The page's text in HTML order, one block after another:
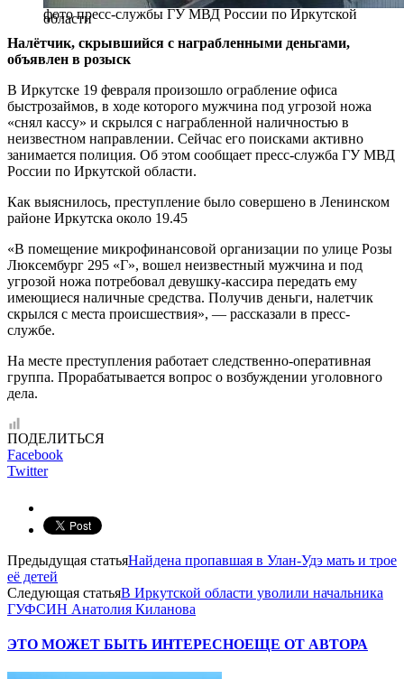
фото пресс-службы ГУ МВД России по Иркутской
области
Налётчик, скрывшийся с награбленными деньгами,
объявлен в розыск
В Иркутске 19 февраля произошло ограбление офиса
быстрозаймов, в ходе которого мужчина под угрозой ножа
«снял кассу» и скрылся с награбленной наличностью в
неизвестном направлении. Сейчас его поисками активно
занимается полиция. Об этом сообщает пресс-служба ГУ МВД
России по Иркутской области.
Как выяснилось, преступление было совершено в Ленинском
районе Иркутска около 19.45
«В помещение микрофинансовой организации по улице Розы
Люксембург 295 «Г», вошел неизвестный мужчина и под
угрозой ножа потребовал девушку-кассира передать ему
имеющиеся наличные средства. Получив деньги, налетчик
скрылся с места происшествия», — рассказали в пресс-
службе.
На месте преступления работает следственно-оперативная
группа. Прорабатывается вопрос о возбуждении уголовного
дела.
ПОДЕЛИТЬСЯ
Facebook
Twitter
Предыдущая статьяНайдена пропавшая в Улан-Удэ мать и трое
её детей
Следующая статьяВ Иркутской области уволили начальника
ГУФСИН Анатолия Киланова
ЭТО МОЖЕТ БЫТЬ ИНТЕРЕСНОЕЩЕ ОТ АВТОРА